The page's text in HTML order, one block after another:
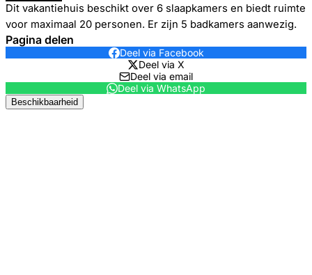
Dit vakantiehuis beschikt over 6 slaapkamers en biedt ruimte
voor maximaal 20 personen. Er zijn 5 badkamers aanwezig.
Pagina delen
Deel via Facebook
Deel via X
Deel via email
Deel via WhatsApp
Beschikbaarheid